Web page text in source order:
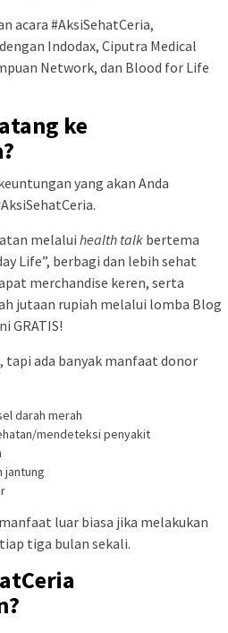
acara #AksiSehatCeria,
Indodax, Ciputra Medical
Network, dan Blood for Life
ke
yang akan Anda
melalui health talk bertema
Life”, berbagi dan lebih sehat
merchandise keren, serta
jutaan rupiah melalui lomba Blog
GRATIS!
tapi ada banyak manfaat donor
darah merah
mendeteksi penyakit
jantung
luar biasa jika melakukan
tiga bulan sekali.